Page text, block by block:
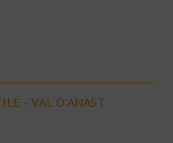
- VAL D'ANAST